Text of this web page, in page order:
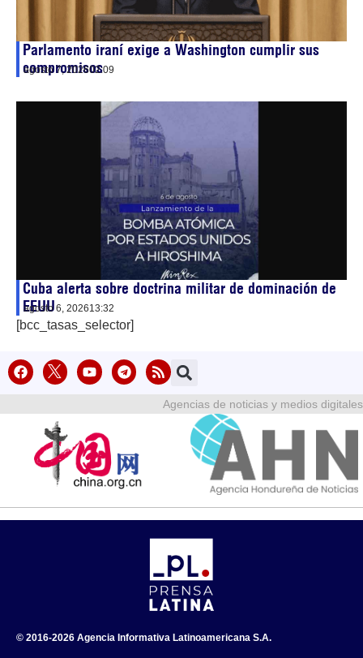
Parlamento iraní exige a Washington cumplir sus
compromisos
agosto 7, 202602:09
Cuba alerta sobre doctrina militar de dominación de
EEUU
agosto 6, 202613:32
[bcc_tasas_selector]
Agencias de noticias y medios digitales
© 2016-2026 Agencia Informativa Latinoamericana S.A.